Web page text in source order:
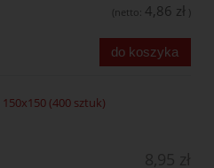
(netto: 4,86 zł )
do koszyka
(400 sztuk)